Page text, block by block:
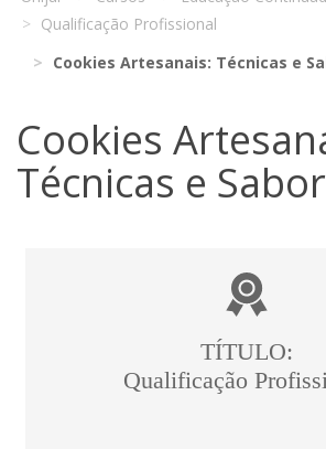
Qualificação Profissional
Cookies Artesanais: Técnicas e
Cookies
Técnicas e